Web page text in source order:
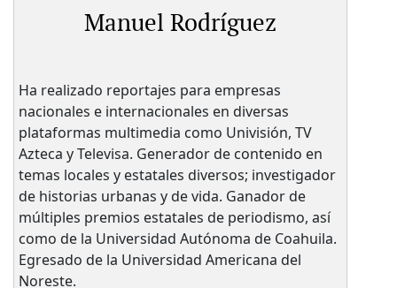
Manuel Rodríguez
Ha realizado reportajes para empresas
nacionales e internacionales en diversas
plataformas multimedia como Univisión, TV
Azteca y Televisa. Generador de contenido en
temas locales y estatales diversos; investigador
de historias urbanas y de vida. Ganador de
múltiples premios estatales de periodismo, así
como de la Universidad Autónoma de Coahuila.
Egresado de la Universidad Americana del
Noreste.